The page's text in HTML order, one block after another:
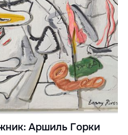
Аршиль Горки